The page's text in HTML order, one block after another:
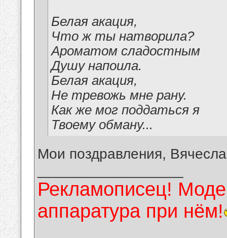
Белая акация,
Что ж ты натворила?
Ароматом сладостным
Душу напоила.
Белая акация,
Не тревожь мне рану.
Как же мог поддаться я
Твоему обману...
Мои поздравления,
Рекламописец!
аппаратура при нём!